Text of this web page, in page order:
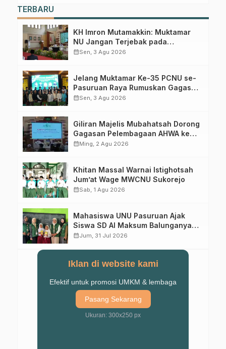
TERBARU
KH Imron Mutamakkin: Muktamar
NU Jangan Terjebak pada
Perebutan Kursi Ketua Umum
calendar_monthSen, 3 Agu 2026
Jelang Muktamar Ke-35 PCNU se-
Pasuruan Raya Rumuskan Gagasan
Transformasi Gerakan NU Menuju
calendar_monthSen, 3 Agu 2026
Giliran Majelis Mubahatsah Dorong
Gagasan Pelembagaan AHWA ke
Forum Muktamar Mendatang
calendar_monthMing, 2 Agu 2026
Khitan Massal Warnai Istighotsah
Jum’at Wage MWCNU Sukorejo
calendar_monthSab, 1 Agu 2026
Mahasiswa UNU Pasuruan Ajak
Siswa SD Al Maksum Balunganyar
Kuasai Penjumlahan Bersusun
calendar_monthJum, 31 Jul 2026
Iklan di website kami
Efektif untuk promosi UMKM & lembaga
Pasang Sekarang
Ukuran: 300x250 px